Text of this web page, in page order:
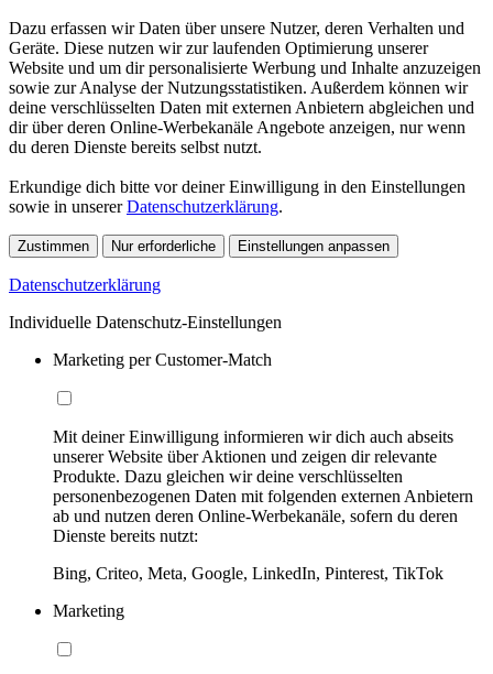
Dazu erfassen wir Daten über unsere Nutzer, deren Verhalten und
Geräte. Diese nutzen wir zur laufenden Optimierung unserer
Website und um dir personalisierte Werbung und Inhalte anzuzeigen
sowie zur Analyse der Nutzungsstatistiken. Außerdem können wir
deine verschlüsselten Daten mit externen Anbietern abgleichen und
dir über deren Online-Werbekanäle Angebote anzeigen, nur wenn
du deren Dienste bereits selbst nutzt.
Erkundige dich bitte vor deiner Einwilligung in den Einstellungen
sowie in unsererDatenschutzerklärung.
Zustimmen Nur erforderliche Einstellungen anpassen
Datenschutzerklärung
Individuelle Datenschutz-Einstellungen
Marketing per Customer-Match
Mit deiner Einwilligung informieren wir dich auch abseits
unserer Website über Aktionen und zeigen dir relevante
Produkte. Dazu gleichen wir deine verschlüsselten
personenbezogenen Daten mit folgenden externen Anbietern
ab und nutzen deren Online-Werbekanäle, sofern du deren
Dienste bereits nutzt:
Bing, Criteo, Meta, Google, LinkedIn, Pinterest, TikTok
Marketing